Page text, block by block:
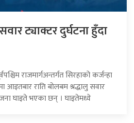
ट्याक्टर दुर्घटना हुँदा
राजमार्गअन्तर्गत सिरहाको कर्जन्हा
आइतबार राति बोलबम श्रद्धालु सवार
घाइते भएका छन् । घाइतेमध्ये